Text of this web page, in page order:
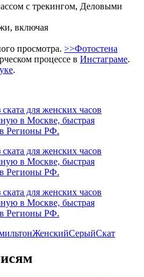
с трекингом, Деловыми
включая
просмотра. >>Фотостена
процессе в Инстаграме.
.
ЖенскийСерыйСкат